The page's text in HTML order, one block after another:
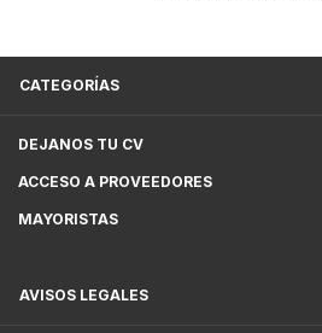
CATEGORÍAS
DEJANOS TU CV
ACCESO A PROVEEDORES
MAYORISTAS
AVISOS LEGALES